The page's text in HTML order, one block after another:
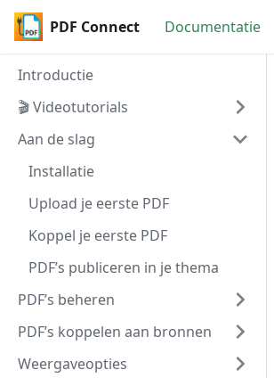
PDF Connect Documentatie
Introductie
🎬 Videotutorials
Aan de slag
Installatie
Upload je eerste PDF
Koppel je eerste PDF
PDF’s publiceren in je thema
PDF’s beheren
PDF’s koppelen aan bronnen
Weergaveopties